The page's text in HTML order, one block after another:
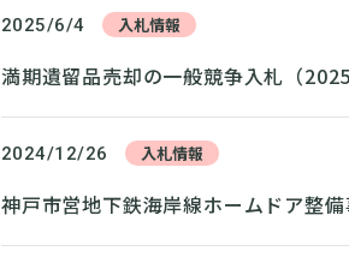
2025/6/4 入札情報
満期遺留品売却の一般競争入札（2025
2024/12/26 入札情報
神戸市営地下鉄海岸線ホームドア整備